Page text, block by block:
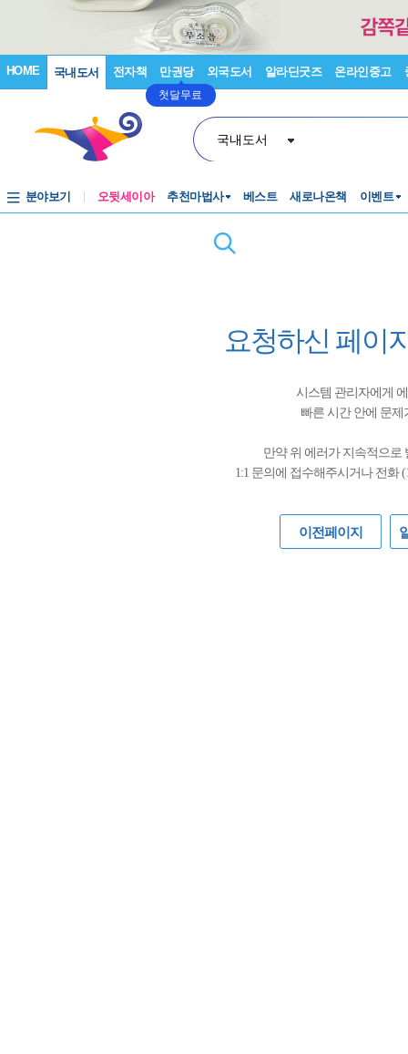
HOME 국내도서 전자책 만권당
첫달무료
외국도서 알라딘굿즈 온라인중고
국내도서
분야보기 오뒷세이아 추천마법사 베스트 새로나온책 이벤트
요청하신 페이
시스템 관리자에게
빠른 시간 안에 문
만약 위 에러가 지속적으로
1:1 문의에 접수해주시거나 전화 (
이전페이지